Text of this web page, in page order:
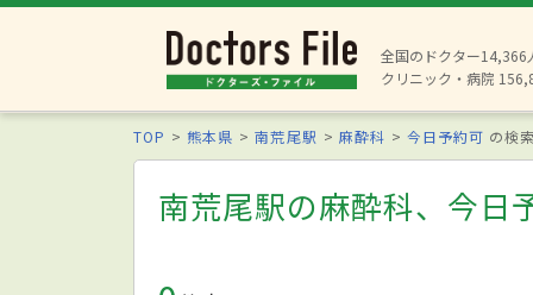
全国のドクター14,366
クリニック・病院
TOP 熊本県 南荒尾駅 麻酔科 今日予約可 の検
南荒尾駅の麻酔科、今日